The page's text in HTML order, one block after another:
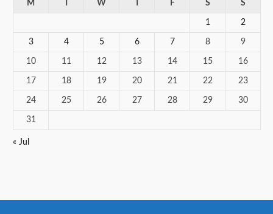
M T W T F S S
1 2
3 4 5 6 7 8 9
10 11 12 13 14 15 16
17 18 19 20 21 22 23
24 25 26 27 28 29 30
31
« Jul